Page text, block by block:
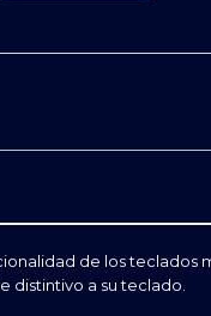
de los
distintivo a su teclado.